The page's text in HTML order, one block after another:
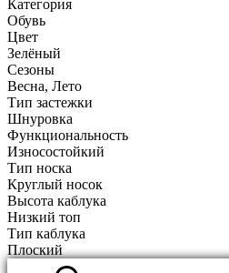
Категория
Обувь
Цвет
Зелёный
Сезоны
Весна, Лето
Тип застежки
Шнуровка
Функциональность
Износостойкий
Тип носка
Круглый носок
Высота каблука
Низкий топ
Тип каблука
Плоский